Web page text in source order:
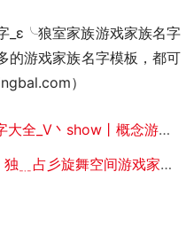
_ε╰狼室家族游戏家族名字
的游戏家族名字模板，都可
）
show丨概念游戏家族名字分享！
旋舞空间游戏家族名字分享！